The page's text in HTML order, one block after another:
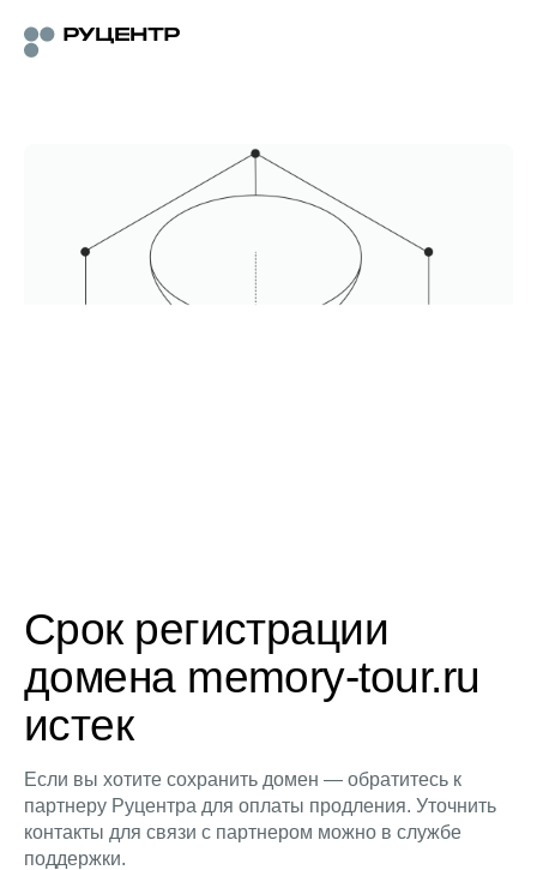
Срок регистрации
домена memory-tour.ru
истек
Если вы хотите сохранить домен — обратитесь к
партнеру Руцентра для оплаты продления. Уточнить
контакты для связи с партнером можно в службе
поддержки.